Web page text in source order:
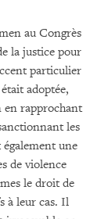
au Congrès
la justice pour
particulier
adoptée,
en rapprochant
les
une
de violence
le droit de
à leur cas. Il